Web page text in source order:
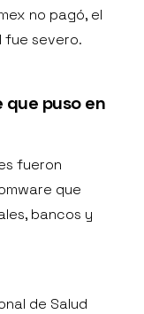
no pagó, el
severo.
que puso en
fueron
que
bancos y
de Salud